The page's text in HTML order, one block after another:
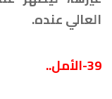
العالي عنده.
39-الأمل..